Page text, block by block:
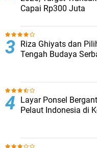
Capai Rp300 Juta
Riza Ghiyats dan
Tengah Budaya
Layar Ponsel
Pelaut Indonesia di